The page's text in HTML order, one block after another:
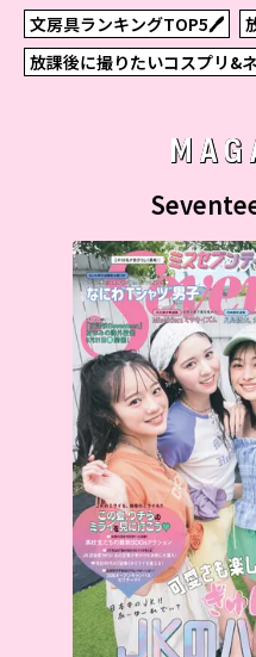
文房具ランキングTOP5🖊
放課後に撮りたいコスプリ&